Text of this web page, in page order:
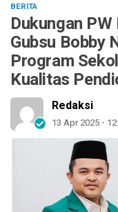
BERITA
Dukungan
Gubsu Bobby
Program
Kualitas
Redaksi
13 Apr 2025 -